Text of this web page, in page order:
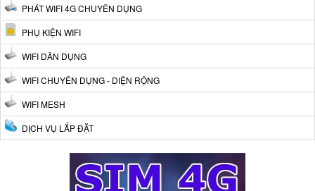
PHÁT WIFI 4G CHUYÊN DỤNG
PHỤ KIỆN WIFI
WIFI DÂN DỤNG
WIFI CHUYÊN DỤNG - DIỆN RỘNG
WIFI MESH
DỊCH VỤ LẮP ĐẶT